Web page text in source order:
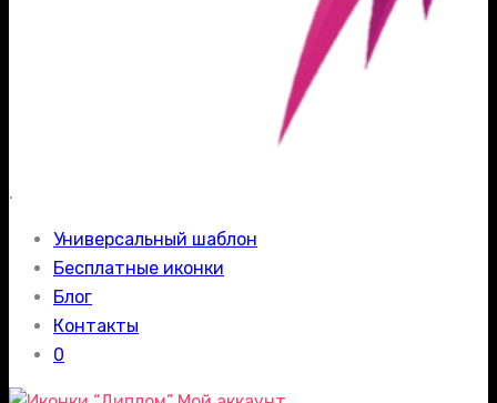
.
Универсальный шаблон
Бесплатные иконки
Блог
Контакты
0